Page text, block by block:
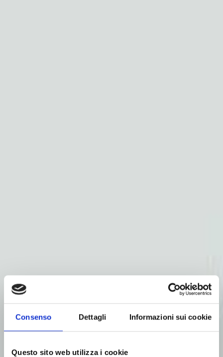
Consenso Dettagli Informazioni sui cookie
Questo sito web utilizza i cookie